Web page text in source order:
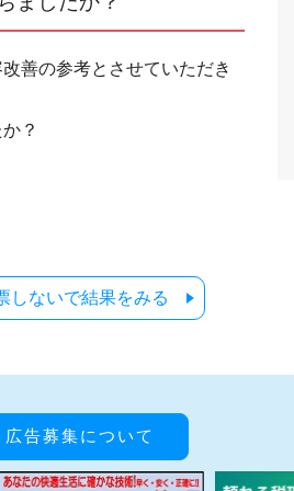
善の参考とさせていただき
？
しないで結果をみる
広告募集について